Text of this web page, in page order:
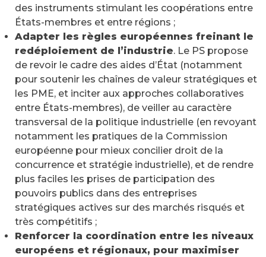
des instruments stimulant les coopérations entre
États-membres et entre régions ;
Adapter les règles européennes freinant le
redéploiement de l’industrie. Le PS propose
de revoir le cadre des aides d’État (notamment
pour soutenir les chaînes de valeur stratégiques et
les PME, et inciter aux approches collaboratives
entre États-membres), de veiller au caractère
transversal de la politique industrielle (en revoyant
notamment les pratiques de la Commission
européenne pour mieux concilier droit de la
concurrence et stratégie industrielle), et de rendre
plus faciles les prises de participation des
pouvoirs publics dans des entreprises
stratégiques actives sur des marchés risqués et
très compétitifs ;
Renforcer la coordination entre les niveaux
européens et régionaux, pour maximiser